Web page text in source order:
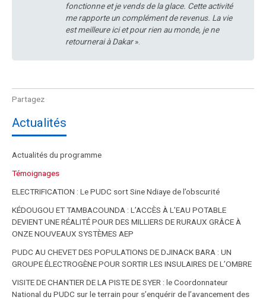
fonctionne et je vends de la glace. Cette activité
me rapporte un complément de revenus. La vie
est meilleure ici et pour rien au monde, je ne
retournerai à Dakar».
Actualités
Actualités du programme
Témoignages
ELECTRIFICATION : Le PUDC sort Sine Ndiaye de l’obscurité
KÉDOUGOU ET TAMBACOUNDA : L’ACCÈS À L’EAU POTABLE
DEVIENT UNE RÉALITÉ POUR DES MILLIERS DE RURAUX GRÂCE À
ONZE NOUVEAUX SYSTÈMES AEP
PUDC AU CHEVET DES POPULATIONS DE DJINACK BARA : UN
GROUPE ÉLECTROGÈNE POUR SORTIR LES INSULAIRES DE L’OMBRE
VISITE DE CHANTIER DE LA PISTE DE SYER : le Coordonnateur
National du PUDC sur le terrain pour s’enquérir de l’avancement des